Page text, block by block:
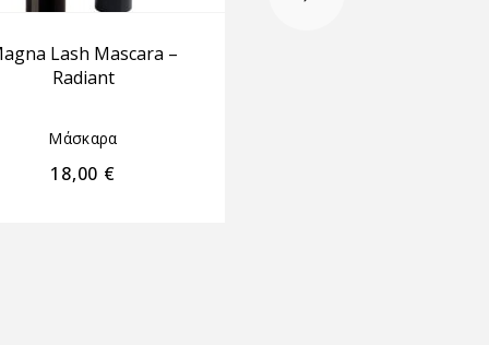
Lash Mascara –
Radiant
Μάσκαρα
18,00 €